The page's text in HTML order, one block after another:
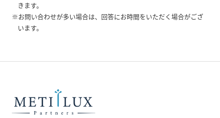
きます。
※お問い合わせが多い場合は、回答にお時間をいただく場合がござ
います。